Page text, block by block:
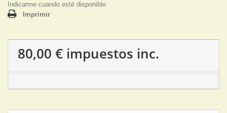
Indicarme cuando esté disponible
Imprimir
80,00 € impuestos inc.